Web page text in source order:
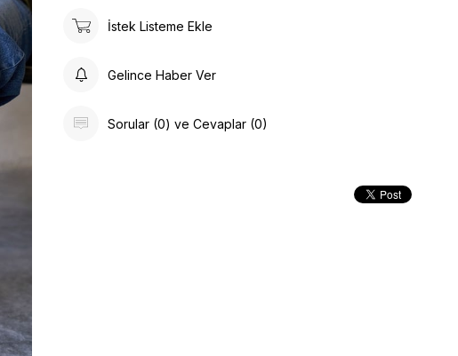
İstek Listeme Ekle
Gelince Haber Ver
Sorular (0) ve Cevaplar (0)